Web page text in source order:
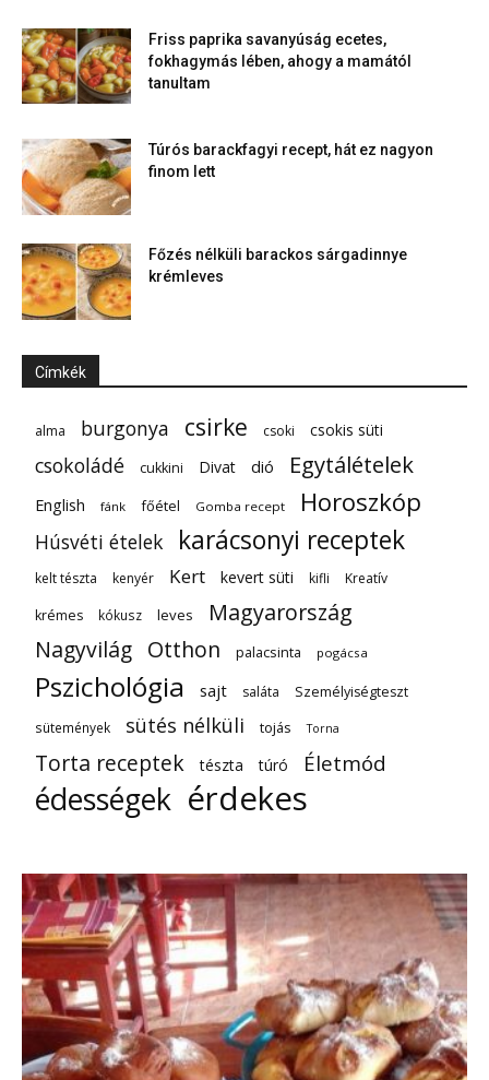
Friss paprika savanyúság ecetes,
fokhagymás lében, ahogy a mamától
tanultam
Túrós barackfagyi recept, hát ez nagyon
finom lett
Főzés nélküli barackos sárgadinnye
krémleves
Címkék
alma burgonya csirke csoki csokis süti
csokoládé cukkini Divat dió Egytálételek
English fánk főétel Gomba recept Horoszkóp
Húsvéti ételek karácsonyi receptek
kelt tészta kenyér Kert kevert süti kifli
Kreatív
krémes
kókusz leves
Magyarország
Nagyvilág Otthon palacsinta pogácsa
Pszichológia sajt saláta Személyiségteszt
sütemények sütés nélküli tojás Torna
Torta receptek tészta túró Életmód
édességek érdekes